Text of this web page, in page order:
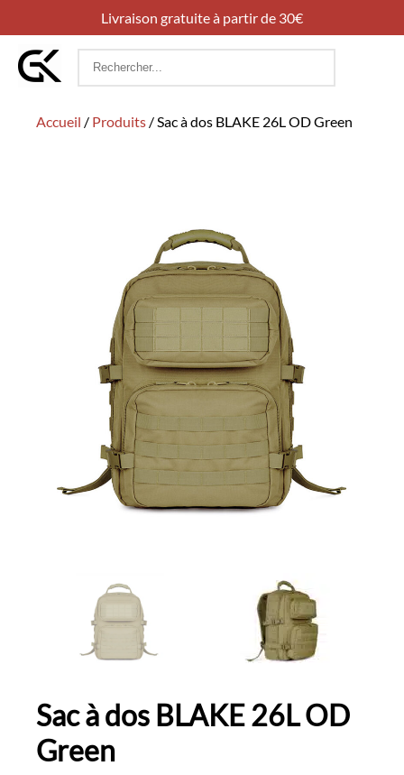
Livraison gratuite à partir de 30€
Rechercher
Accueil / Produits /Sac à dos BLAKE 26L OD Green
Sac à dos BLAKE 26L OD
Green